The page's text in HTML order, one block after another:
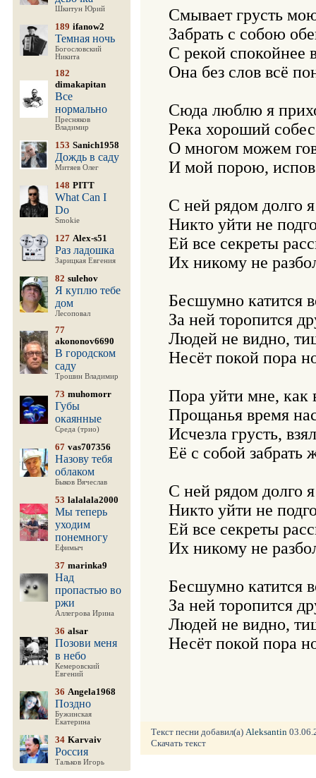
Шкитун Юрий
189 ifanow2
Темная ночь
Богословский
Никита
182
dimakapitan
Все
нормально
Пресняков
Владимир
153 Sanich1958
Дождь в саду
Митяев Олег
148 PITT
What Can I
Do
Smokie
127 Alex-s51
Раз ладошка
Зарицкая Евгения
82 sulehov
Я куплю тебе
дом
Лесоповал
77
akononov6690
В городском
саду
Трошин Владимир
73 muhomorr
Губы
окаянные
Среда (трио)
67 vas707356
Назову тебя
облаком
Быков Вячеслав
53 lalalala2000
Мы теперь
уходим
понемногу
Ефимыч
37 marinka9
Над
пропастью во
ржи
Аллегрова Ирина
36 alsar
Позови меня
в небо
Кемеровский
Евгений
36 Angela1968
Поздно
Бужинская
Екатерина
34 Karvaiv
Россия
Тальков Игорь
Смывает грусть
Забрать с собою
С рекой спокойнее
Она без слов всё
Сюда люблю я
Река хороший
О многом можем
И мой порою,
С ней рядом долго
Никто уйти не
Ей все секреты
Их никому не
Бесшумно катится
За ней торопится
Людей не видно,
Несёт покой пора
Пора уйти мне, как
Прощанья время
Исчезла грусть,
Её с собой забрать
С ней рядом долго
Никто уйти не
Ей все секреты
Их никому не
Бесшумно катится
За ней торопится
Людей не видно,
Несёт покой пора
Текст песни добавил(а) Aleksantin
Скачать текст